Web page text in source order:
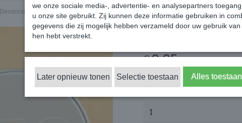
Deodorant Pure Cotton
Deodorant
€ 9,95
✓Op voorraad
we onze sociale media-, advertentie- en analysepartners
u onze site gebruikt. Zij kunnen deze informatie gebruiken in
gegevens die zij mogelijk hebben verzameld door uw gebruik
hen hebt verstrekt.
Later opnieuw tonen Selectie toestaan Alles toestaan